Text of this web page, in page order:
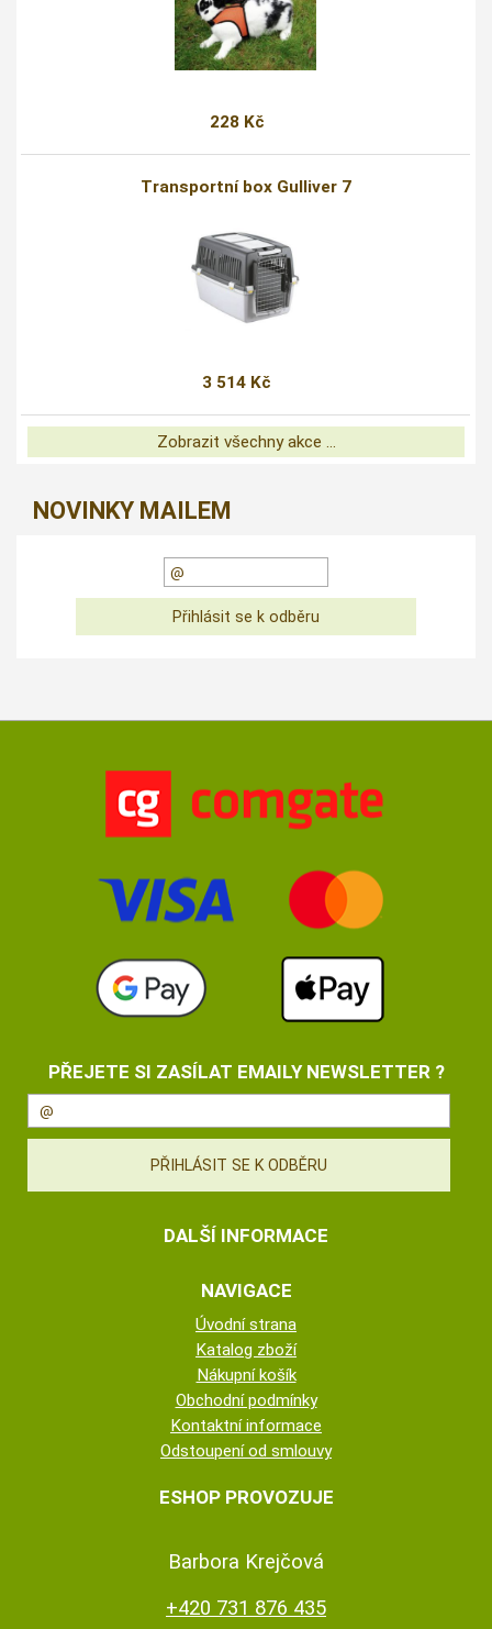
228 Kč
Transportní box Gulliver 7
3 514 Kč
Zobrazit všechny akce ...
NOVINKY MAILEM
PŘEJETE SI ZASÍLAT EMAILY NEWSLETTER ?
DALŠÍ INFORMACE
NAVIGACE
Úvodní strana
Katalog zboží
Nákupní košík
Obchodní podmínky
Kontaktní informace
Odstoupení od smlouvy
ESHOP PROVOZUJE
Barbora Krejčová
+420 731 876 435